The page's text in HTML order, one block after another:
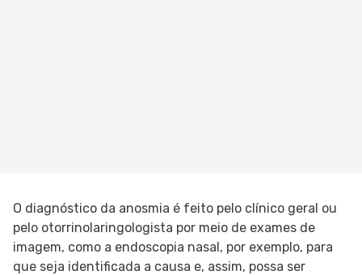
O diagnóstico da anosmia é feito pelo clínico geral ou
pelo otorrinolaringologista por meio de exames de
imagem, como a endoscopia nasal, por exemplo, para
que seja identificada a causa e, assim, possa ser